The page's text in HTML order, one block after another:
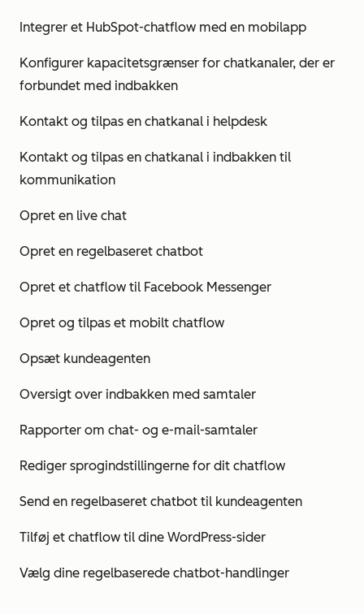
Integrer et HubSpot-chatflow med en mobilapp
Konfigurer kapacitetsgrænser for chatkanaler, der er
forbundet med indbakken
Kontakt og tilpas en chatkanal i helpdesk
Kontakt og tilpas en chatkanal i indbakken til
kommunikation
Opret en live chat
Opret en regelbaseret chatbot
Opret et chatflow til Facebook Messenger
Opret og tilpas et mobilt chatflow
Opsæt kundeagenten
Oversigt over indbakken med samtaler
Rapporter om chat- og e-mail-samtaler
Rediger sprogindstillingerne for dit chatflow
Send en regelbaseret chatbot til kundeagenten
Tilføj et chatflow til dine WordPress-sider
Vælg dine regelbaserede chatbot-handlinger